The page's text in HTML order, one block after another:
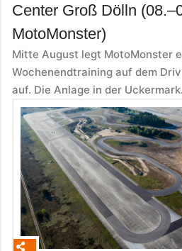
Center Groß Dölln
MotoMonster)
Mitte August legt MotoMonster
Wochenendtraining auf dem
auf. Die Anlage in der